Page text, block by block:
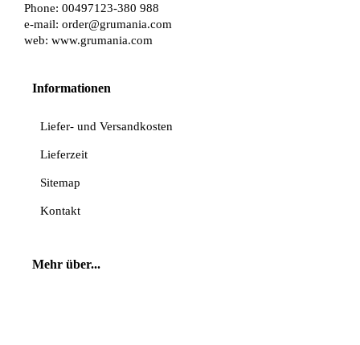
Phone: 00497123-380 988
e-mail: order@grumania.com
web: www.grumania.com
Informationen
Liefer- und Versandkosten
Lieferzeit
Sitemap
Kontakt
Mehr über...